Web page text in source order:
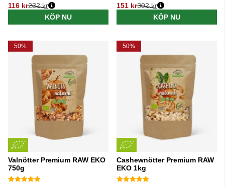
116 kr
Ordinarie pris:
232 kr
KÖP NU
151 kr
Ordinarie pris:
302 kr
KÖP NU
50%
Valnötter Premium RAW EKO
750g
50%
Cashewnötter Premium RAW
EKO 1kg